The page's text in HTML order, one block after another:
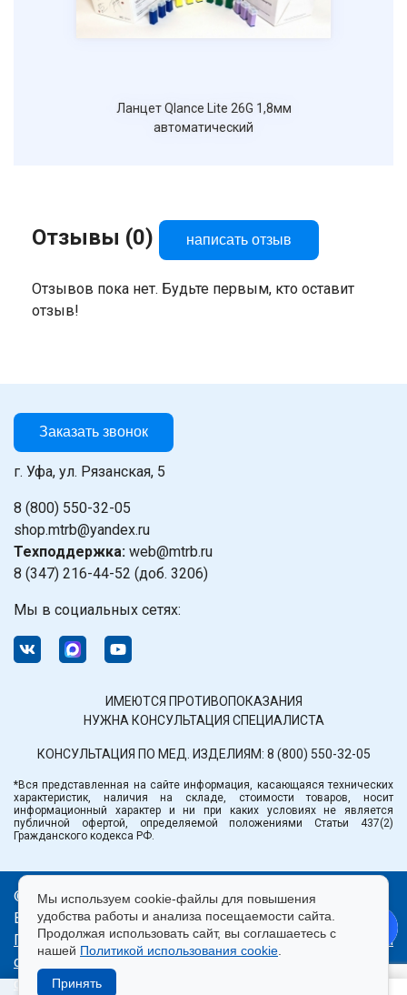
Ланцет Qlance Lite 26G 1,8мм
автоматический
Отзывы (0) написать отзыв
Отзывов пока нет. Будьте первым, кто оставит
отзыв!
Заказать звонок
г. Уфа, ул. Рязанская, 5
8 (800) 550-32-05
shop.mtrb@yandex.ru
Техподдержка: web@mtrb.ru
8 (347) 216-44-52 (доб. 3206)
Мы в социальных сетях:
ИМЕЮТСЯ ПРОТИВОПОКАЗАНИЯ
НУЖНА КОНСУЛЬТАЦИЯ СПЕЦИАЛИСТА
КОНСУЛЬТАЦИЯ ПО МЕД. ИЗДЕЛИЯМ: 8 (800) 550-32-05
*Вся представленная на сайте информация, касающаяся технических
характеристик, наличия на складе, стоимости товаров, носит
информационный характер и ни при каких условиях не является
публичной офертой, определяемой положениями Статьи 437(2)
Гражданского кодекса РФ.
© ООО «Медтехника» РБ.
Все права защищены 2026.
Политика конфиденциальности| Правила пользования
сайтом
Использование cookie|Согласие на
обработку персональных данных
Мы используем cookie-файлы для повышения
удобства работы и анализа посещаемости сайта.
Продолжая использовать сайт, вы соглашаетесь с
нашей Политикой использования cookie
Принять